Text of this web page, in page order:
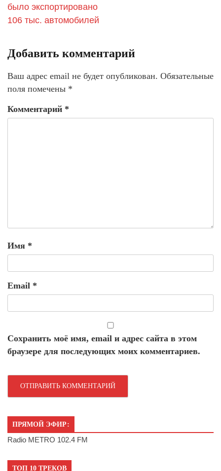
было экспортировано
106 тыс. автомобилей
Добавить комментарий
Ваш адрес email не будет опубликован. Обязательные
поля помечены *
Комментарий *
Имя *
Email *
Сохранить моё имя, email и адрес сайта в этом
браузере для последующих моих комментариев.
ПРЯМОЙ ЭФИР:
Radio METRO 102.4 FM
ТОП 10 ТРЕКОВ